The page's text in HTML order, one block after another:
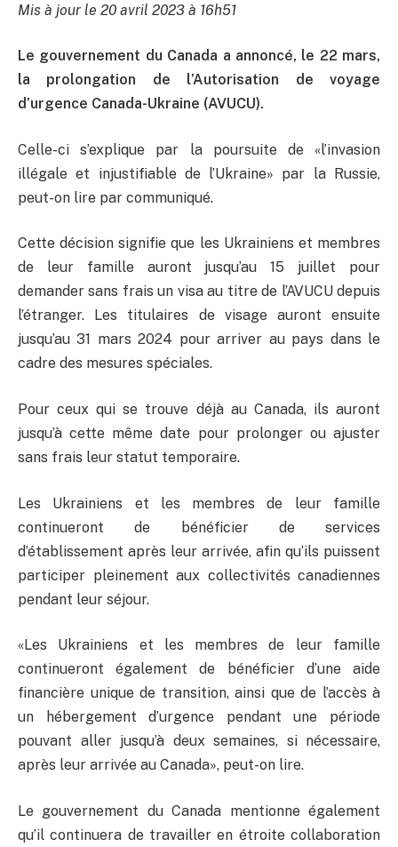
Mis à jour le 20 avril 2023 à 16h51
Le gouvernement du Canada a annoncé, le 22 mars,
la prolongation de l’Autorisation de voyage
d’urgence Canada-Ukraine (AVUCU).
Celle-ci s’explique par la poursuite de «l’invasion
illégale et injustifiable de l’Ukraine» par la Russie,
peut-on lire par communiqué.
Cette décision signifie que les Ukrainiens et membres
de leur famille auront jusqu’au 15 juillet pour
demander sans frais un visa au titre de l’AVUCU depuis
l’étranger. Les titulaires de visage auront ensuite
jusqu’au 31 mars 2024 pour arriver au pays dans le
cadre des mesures spéciales.
Pour ceux qui se trouve déjà au Canada, ils auront
jusqu’à cette même date pour prolonger ou ajuster
sans frais leur statut temporaire.
Les Ukrainiens et les membres de leur famille
continueront de bénéficier de services
d’établissement après leur arrivée, afin qu’ils puissent
participer pleinement aux collectivités canadiennes
pendant leur séjour.
«Les Ukrainiens et les membres de leur famille
continueront également de bénéficier d’une aide
financière unique de transition, ainsi que de l’accès à
un hébergement d’urgence pendant une période
pouvant aller jusqu’à deux semaines, si nécessaire,
après leur arrivée au Canada», peut-on lire.
Le gouvernement du Canada mentionne également
qu’il continuera de travailler en étroite collaboration